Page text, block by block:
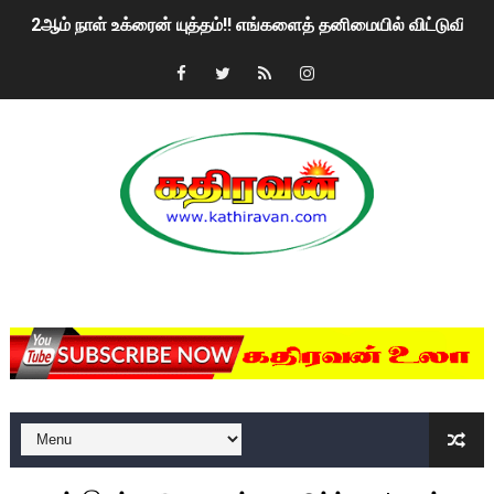
2ஆம் நாள் உக்ரைன் யுத்தம்!! எங்களைத் தனிமையில்
கதிரவன் வாசகர்களுக்கு இனிய பொங்கல் புத்தாண்டு
ரவுடி பேபிக்கு நடந்த தரமான சம்பவம்.. ஆபாச வீடியோக்களால்
காணாமல் போகும் பிள்ளையார்கள்!
யாழில் தமிழின தலைவர் பிரபாகரனின் பிறந்தநாளை
ஏர்போர்ட்டில் உதைத்த நபர் யார், என்ன நடந்தது?: உண்மையை
சீனா இலங்கையிடம் 8 மில்லியன் அமெரிக்க டொலர் நட்டஈடு
01/11/2021 Scotland ல் நடைபெறும் கண்டனப்